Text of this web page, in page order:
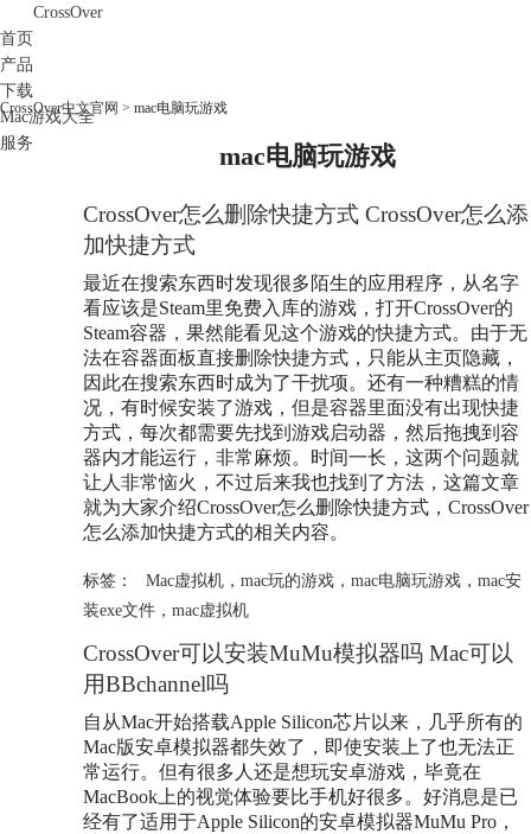
CrossOver
首页
产品
下载
Mac游戏大全
服务
CrossOver中文官网 > mac电脑玩游戏
mac电脑玩游戏
CrossOver怎么删除快捷方式 CrossOver怎么添
加快捷方式
最近在搜索东西时发现很多陌生的应用程序，从名字
看应该是Steam里免费入库的游戏，打开CrossOver的
Steam容器，果然能看见这个游戏的快捷方式。由于无
法在容器面板直接删除快捷方式，只能从主页隐藏，
因此在搜索东西时成为了干扰项。还有一种糟糕的情
况，有时候安装了游戏，但是容器里面没有出现快捷
方式，每次都需要先找到游戏启动器，然后拖拽到容
器内才能运行，非常麻烦。时间一长，这两个问题就
让人非常恼火，不过后来我也找到了方法，这篇文章
就为大家介绍CrossOver怎么删除快捷方式，CrossOver
怎么添加快捷方式的相关内容。
标签： Mac虚拟机， mac玩的游戏， mac电脑玩游戏， mac安
装exe文件 ， mac虚拟机
CrossOver可以安装MuMu模拟器吗 Mac可以
用BBchannel吗
自从Mac开始搭载Apple Silicon芯片以来，几乎所有的
Mac版安卓模拟器都失效了，即使安装上了也无法正
常运行。但有很多人还是想玩安卓游戏，毕竟在
MacBook上的视觉体验要比手机好很多。好消息是已
经有了适用于Apple Silicon的安卓模拟器MuMu Pro，